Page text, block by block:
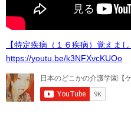
【特定疾病（１６疾病）覚えまし
https://youtu.be/k3NFXvcKUOo